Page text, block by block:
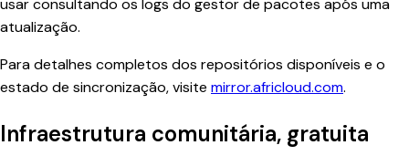
usar consultando os logs do gestor de pacotes após uma
atualização.
Para detalhes completos dos repositórios disponíveis e o
estado de sincronização, visite mirror.africloud.com.
Infraestrutura comunitária, gratuita